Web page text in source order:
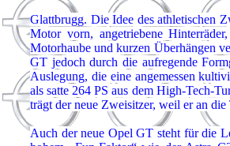
Glattbrugg. Die Idee des athletischen
Motor vorn, angetriebene
Motorhaube und kurzen Überhängen
GT jedoch durch die aufregende
Auslegung, die eine angemessen
als satte 264 PS aus dem High-Tech-
trägt der neue Zweisitzer, weil er an
Auch der neue Opel GT steht für die